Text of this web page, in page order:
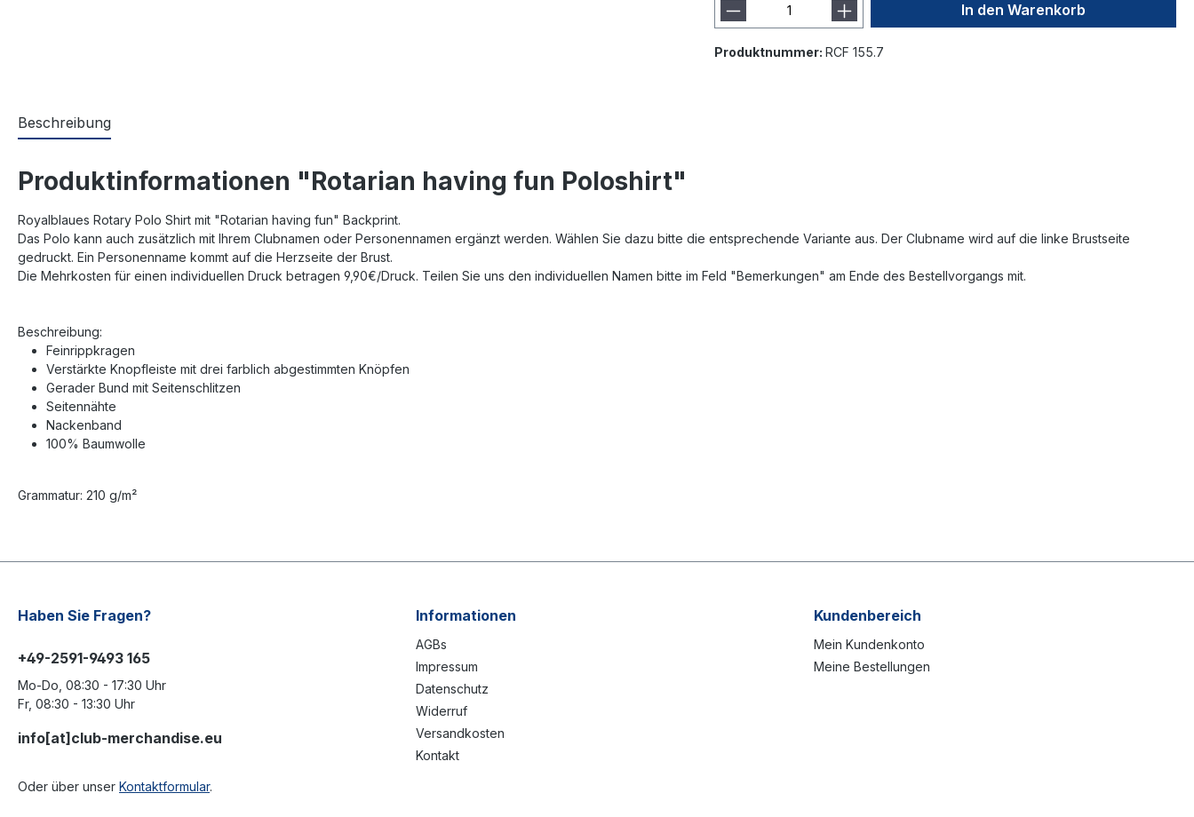
In den Warenkorb
Produktnummer: RCF 155.7
Beschreibung
Produktinformationen "Rotarian having fun Poloshirt"
Royalblaues Rotary Polo Shirt mit "Rotarian having fun" Backprint.
Das Polo kann auch zusätzlich mit Ihrem Clubnamen oder Personennamen ergänzt werden. Wählen Sie dazu bitte die entsprechende Variante aus. Der Clubname wird auf die linke Brustseite
gedruckt. Ein Personenname kommt auf die Herzseite der Brust.
Die Mehrkosten für einen individuellen Druck betragen 9,90€/Druck. Teilen Sie uns den individuellen Namen bitte im Feld "Bemerkungen" am Ende des Bestellvorgangs mit.
Beschreibung:
Feinrippkragen
Verstärkte Knopfleiste mit drei farblich abgestimmten Knöpfen
Gerader Bund mit Seitenschlitzen
Seitennähte
Nackenband
100% Baumwolle
Grammatur: 210 g/m²
Haben Sie Fragen?
+49-2591-9493 165
Mo-Do, 08:30 - 17:30 Uhr
Fr, 08:30 - 13:30 Uhr
info[at]club-merchandise.eu
Oder über unser Kontaktformular.
Informationen
AGBs
Impressum
Datenschutz
Widerruf
Versandkosten
Kontakt
Kundenbereich
Mein Kundenkonto
Meine Bestellungen